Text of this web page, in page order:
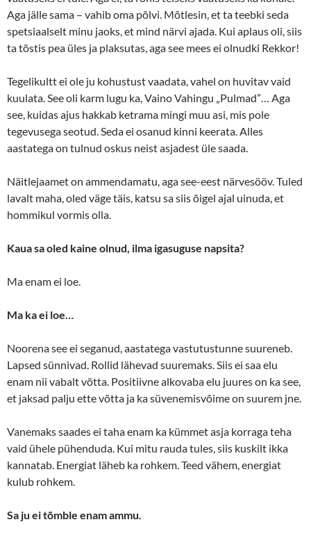
Aga jälle sama – vahib oma põlvi. Mõtlesin, et ta teebki seda
spetsiaalselt minu jaoks, et mind närvi ajada. Kui aplaus oli, siis
ta tõstis pea üles ja plaksutas, aga see mees ei olnudki Rekkor!
Tegelikultt ei ole ju kohustust vaadata, vahel on huvitav vaid
kuulata. See oli karm lugu ka, Vaino Vahingu „Pulmad”… Aga
see, kuidas ajus hakkab ketrama mingi muu asi, mis pole
tegevusega seotud. Seda ei osanud kinni keerata. Alles
aastatega on tulnud oskus neist asjadest üle saada.
Näitlejaamet on ammendamatu, aga see-eest närvesööv. Tuled
lavalt maha, oled väge täis, katsu sa siis õigel ajal uinuda, et
hommikul vormis olla.
Kaua sa oled kaine olnud, ilma igasuguse napsita?
Ma enam ei loe.
Ma ka ei loe…
Noorena see ei seganud, aastatega vastutustunne suureneb.
Lapsed sünnivad. Rollid lähevad suuremaks. Siis ei saa elu
enam nii vabalt võtta. Positiivne alkovaba elu juures on ka see,
et jaksad palju ette võtta ja ka süvenemisvõime on suurem jne.
Vanemaks saades ei taha enam ka kümmet asja korraga teha
vaid ühele pühenduda. Kui mitu rauda tules, siis kuskilt ikka
kannatab. Energiat läheb ka rohkem. Teed vähem, energiat
kulub rohkem.
Sa ju ei tõmble enam ammu.